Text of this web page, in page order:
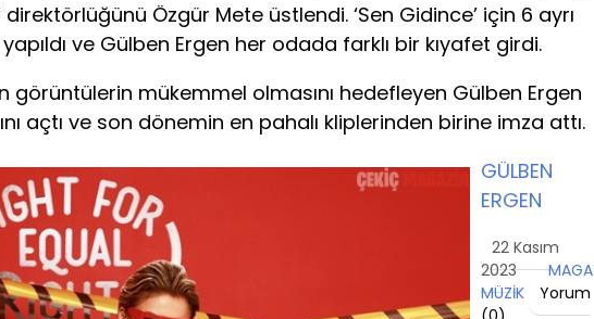
Özgür Mete üstlendi. ‘Sen Gidince’ için 6 ayrı
ve Gülben Ergen her odada farklı bir kıyafet girdi.
görüntülerin mükemmel olmasını hedefleyen Gülben Ergen
açtı ve son dönemin en pahalı kliplerinden birine imza attı.
GÜLBEN
ERGEN
22 Kasım
2023
MÜZİK
Yorum